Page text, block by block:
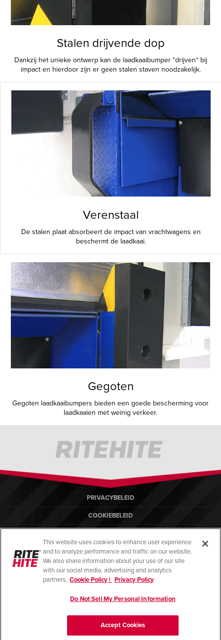
Stalen drijvende dop
Dankzij het unieke ontwerp kan de laadkaaibumper “drijven“ bij
impact en hierdoor zijn er geen stalen staven noodzakelijk.
Verenstaal
De stalen plaat absorbeert de impact van vrachtwagens en
beschermt de laadkaai.
Gegoten
Gegoten laadkaaibumpers bieden een goede bescherming voor
laadkaaien met weinig verkeer.
PRIVACYBELEID
COOKIEBELEID
COMPLIANCE-NORMEN
HELP
This website uses cookies to enhance user experience
and to analyze performance and traffic on our website.
We also share information about your use of our site
with our social media, advertising and analytics
partners. Cookie Policy | Privacy Policy
Do Not Sell My Personal Information
Accept Cookies